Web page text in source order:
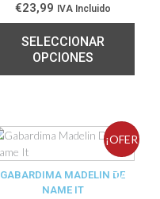
€23,99 IVA Incluido
SELECCIONAR
OPCIONES
¡OFER
TA!
GABARDIMA MADELIN DE
NAME IT